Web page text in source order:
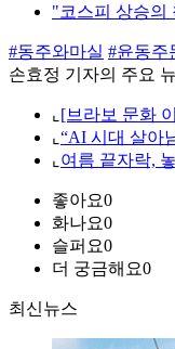
"코스피 상승의
#동주와마실 #윤동주
손효정 기자의 주요
⌞ [브라보 문화
⌞ “AI 시대 살아
⌞ 여름 끝자락,
좋아요0
화나요0
슬퍼요0
더 궁금해요0
최신뉴스